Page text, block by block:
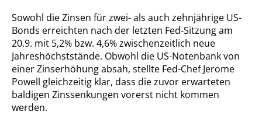
Sowohl die Zinsen für zwei- als auch zehnjährige US-
Bonds erreichten nach der letzten Fed-Sitzung am
20.9. mit 5,2% bzw. 4,6% zwischenzeitlich neue
Jahreshöchststände. Obwohl die US-Notenbank von
einer Zinserhöhung absah, stellte Fed-Chef Jerome
Powell gleichzeitig klar, dass die zuvor erwarteten
baldigen Zinssenkungen vorerst nicht kommen
werden.